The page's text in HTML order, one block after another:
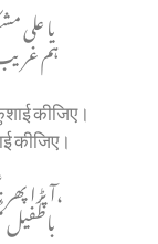
یا علی
ہم غریب
कीजिए।
कीजिए।
آ پڑا پھر ناگہاں غم کا بڑا طوفان ہے،
باطُفیل